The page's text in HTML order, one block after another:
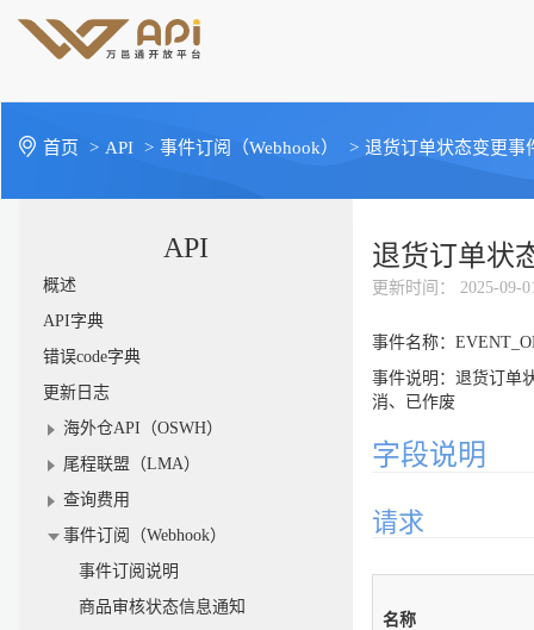
首页 > API > 事件订阅（Webhook） > 退货订单状态变更事
API
概述
API字典
错误code字典
更新日志
海外仓API（OSWH）
尾程联盟（LMA）
查询费用
事件订阅（Webhook）
事件订阅说明
商品审核状态信息通知
退货订单状
更新时间 ： 2025-09-
事件名称：
事件说明：退货订单
消、已作废
字段说明
请求
名称